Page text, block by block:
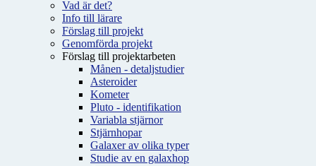
Vad är det?
Info till lärare
Förslag till projekt
Genomförda projekt
Förslag till projektarbeten
Månen - detaljstudier
Asteroider
Kometer
Pluto - identifikation
Variabla stjärnor
Stjärnhopar
Galaxer av olika typer
Studie av en galaxhop